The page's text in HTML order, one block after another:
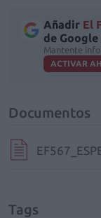
Añadir El
de
Mantente
ACTIVAR
Documentos
Tags